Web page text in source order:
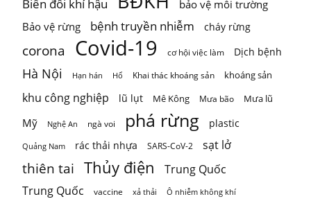
thứ vẫn đang t ...Xem thêm
Photo
Xem trên Facebook · Chia sẻ
Biến đổi khí hậu bảo vệ môi trường
Bảo vệ rừng bệnh truyền nhiễm cháy rừng
corona Covid-19 cơ hội việc làm Dịch bệnh
Hà Nội Hạn hán Hổ Khai thác khoáng sản khoáng sản
khu công nghiệp lũ lụt Mê Kông Mưa bão Mưa lũ
Mỹ Nghệ An ngà voi phá rừng plastic
Quảng Nam rác thải nhựa SARS-CoV-2 sạt lở
thiên tai Thủy điện
Trung Quốc
Trung Quốc
vaccine xả thải Ô nhiễm không khí